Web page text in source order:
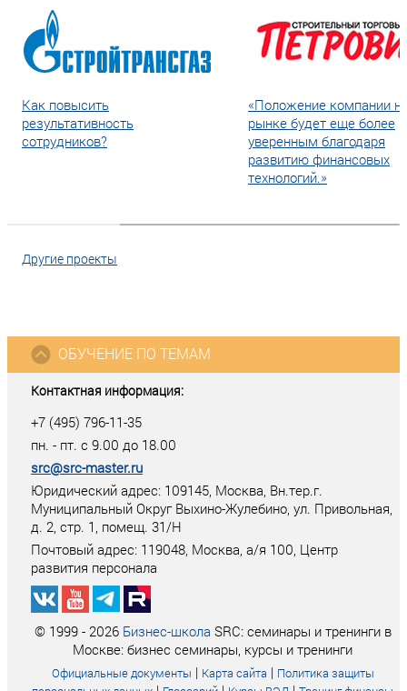
Как повысить
результативность
сотрудников?
«Положение компании
рынке будет еще более
уверенным благодаря
развитию финансовых
технологий.»
Другие проекты
Контактная информация:
+7 (495) 796-11-35
пн. - пт. с 9.00 до 18.00
src@src-master.ru
Юридический адрес: 109145, Москва, Вн.тер.г.
Муниципальный Округ Выхино-Жулебино, ул. Привольная,
д. 2, стр. 1, помещ. 31/Н
Почтовый адрес: 119048, Москва, а/я 100, Центр
развития персонала
ОБУЧЕНИЕ ПО ТЕМАМ
© 1999 - 2026 Бизнес-школа SRC: семинары и тренинги в
Москве: бизнес семинары, курсы и тренинги
Официальные документы | Карта сайта | Политика защиты